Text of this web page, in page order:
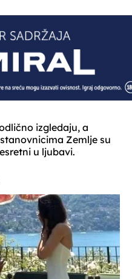
izgledaju, a
Zemlje su
u ljubavi.